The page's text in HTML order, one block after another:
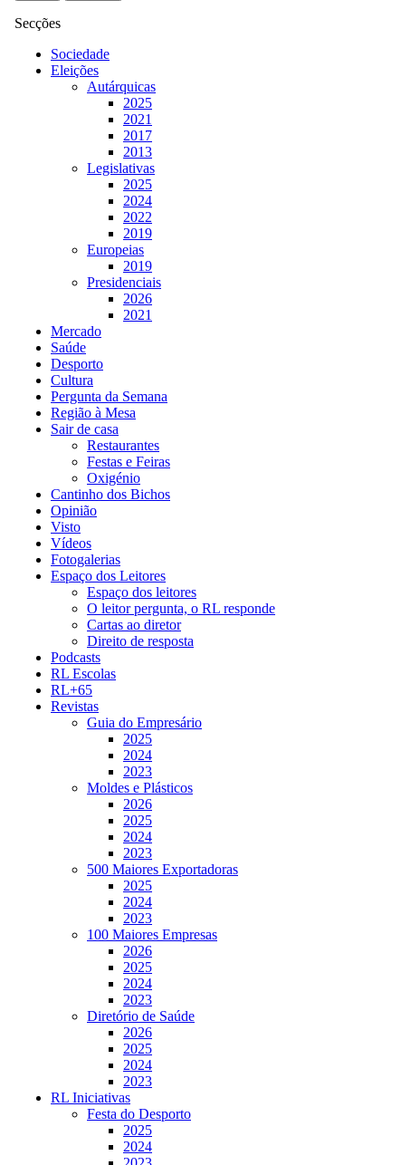
Secções
Sociedade
Eleições
Autárquicas
2025
2021
2017
2013
Legislativas
2025
2024
2022
2019
Europeias
2019
Presidenciais
2026
2021
Mercado
Saúde
Desporto
Cultura
Pergunta da Semana
Região à Mesa
Sair de casa
Restaurantes
Festas e Feiras
Oxigénio
Cantinho dos Bichos
Opinião
Visto
Vídeos
Fotogalerias
Espaço dos Leitores
Espaço dos leitores
O leitor pergunta, o RL responde
Cartas ao diretor
Direito de resposta
Podcasts
RL Escolas
RL+65
Revistas
Guia do Empresário
2025
2024
2023
Moldes e Plásticos
2026
2025
2024
2023
500 Maiores Exportadoras
2025
2024
2023
100 Maiores Empresas
2026
2025
2024
2023
Diretório de Saúde
2026
2025
2024
2023
RL Iniciativas
Festa do Desporto
2025
2024